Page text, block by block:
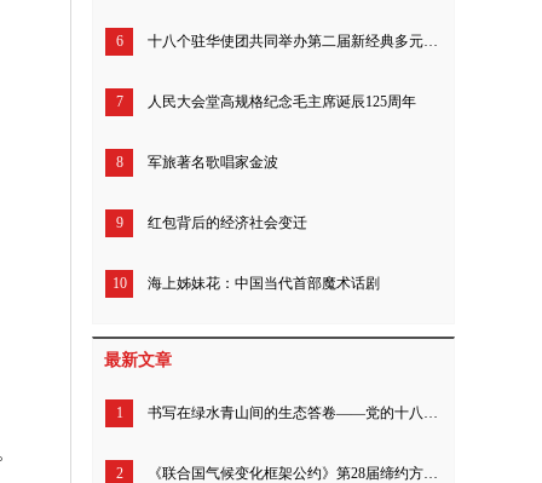
6 十八个驻华使团共同举办第二届新经典多元与包容电影节
7 人民大会堂高规格纪念毛主席诞辰125周年
8 军旅著名歌唱家金波
9 红包背后的经济社会变迁
10 海上姊妹花：中国当代首部魔术话剧
最新文章
1 书写在绿水青山间的生态答卷——党的十八届三中全会以来生态文明体制改革成就综述
2 《联合国气候变化框架公约》第28届缔约方大会举办能源主题日活动 聚焦全球能源互联网建设